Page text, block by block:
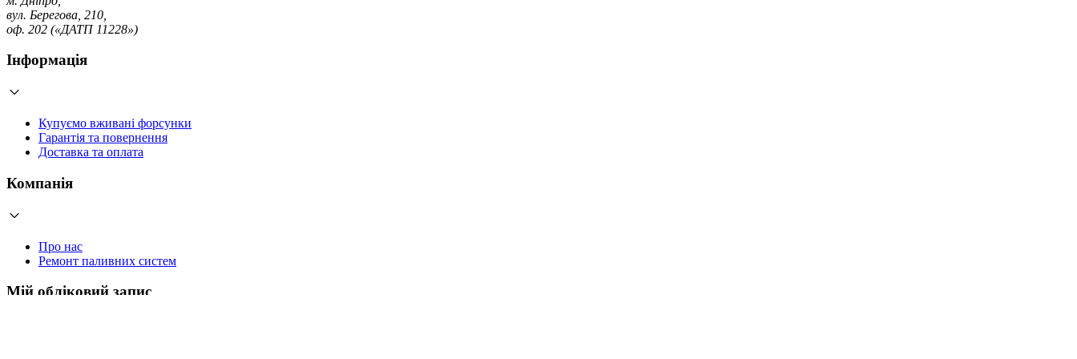
вул. Берегова, 210,
оф. 202 («ДАТП 11228»)
Інформація
Купуємо вживані форсунки
Гарантія та повернення
Доставка та оплата
Компанія
Про нас
Ремонт паливних систем
Мій обліковий запис